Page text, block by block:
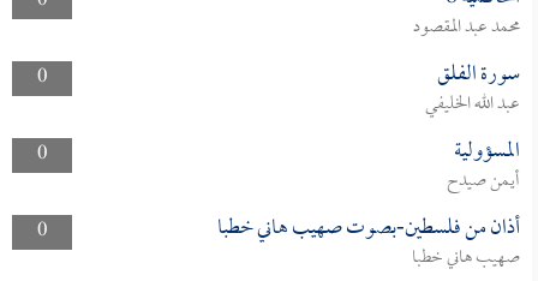
محمد عبد المقصود
0
سورة الفلق
عبد الله الخليفي
0
المسؤولية
أيمن صيدح
0
أذان من فلسطين-بصوت صهيب هاني خطبا
صهيب هاني خطبا